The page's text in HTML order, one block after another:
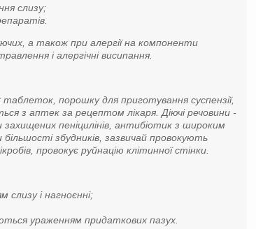
слизу;
а також при алергії на компоненти
і алергічні висипання.
порошку для приготування суспензії,
з аптек за рецептом лікаря. Діючі речовини -
пеніцилінів, антибіотик з широким
збудників, зазвичай провокують
провокує руйнацію клітинної стінки.
і нагноєнні;
ураженням придаткових пазух.